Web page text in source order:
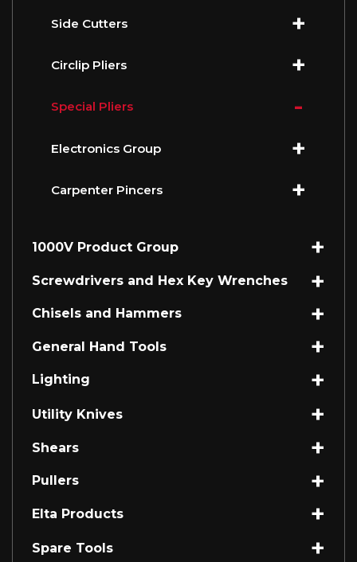
Side Cutters
Circlip Pliers
Special Pliers
Electronics Group
Carpenter Pincers
1000V Product Group
Screwdrivers and Hex Key Wrenches
Chisels and Hammers
General Hand Tools
Lighting
Utility Knives
Shears
Pullers
Elta Products
Spare Tools